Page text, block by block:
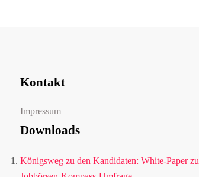
Kontakt
Impressum
Downloads
Königsweg zu den Kandidaten: White-Paper